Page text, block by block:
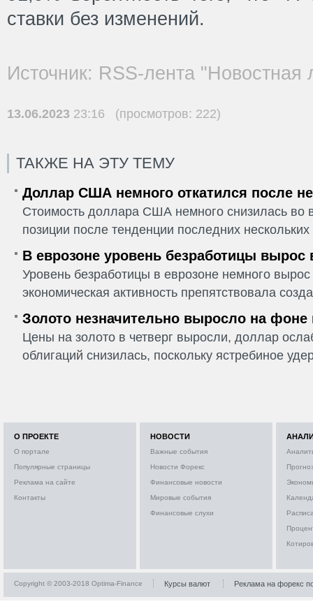
ставки без изменений.
Источник: RSS-лента "Новостная
13.06.2023 23:16 (просмотров: 222)
ТАКЖЕ НА ЭТУ ТЕМУ
Доллар США немного откатился после
Стоимость доллара США немного снизилась во
позиции после тенденции последних
В еврозоне уровень безработицы вырос
Уровень безработицы в еврозоне немного
экономическая активность препятствовала
Золото незначительно выросло на фоне
Цены на золото в четверг выросли, доллар
облигаций снизилась, поскольку ястребиное
О ПРОЕКТЕ
О портале
Популярные страницы
Реклама на сайте
Контакты
НОВОСТИ
Важные события
Новости Форекс
Финансовые новости
Мировые события
Финансовые слухи
Copyright © 2003-2018 Optima-Finance Курсы валют Реклама на форекс